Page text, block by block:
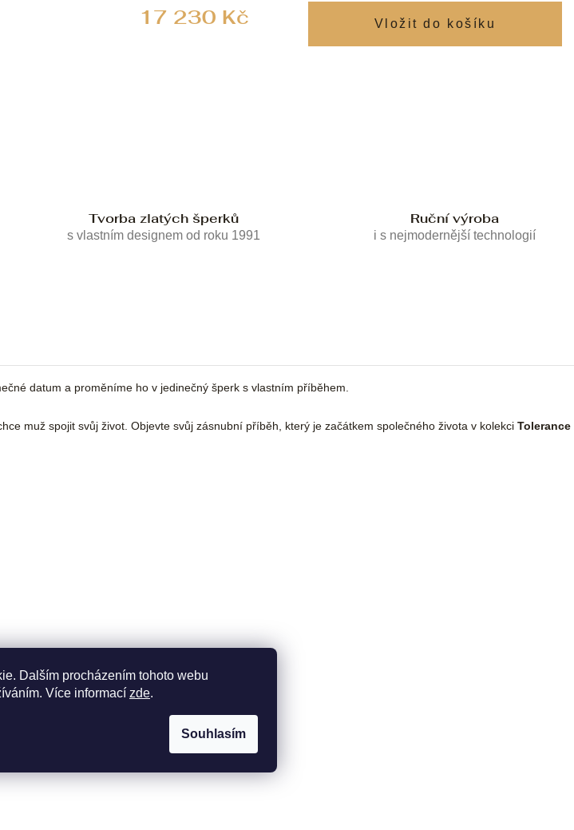
Dalším procházením tohoto webu
Více informací zde.
Souhlasím
17 230 Kč
Tvorba zlatých šperků
s vlastním designem od roku 1991
Ruční výroba
i s nejmodernější technologií
datum a proměníme ho v jedinečný šperk s vlastním příběhem.
muž spojit svůj život. Objevte svůj zásnubní příběh, který je začátkem společného života v kolekci